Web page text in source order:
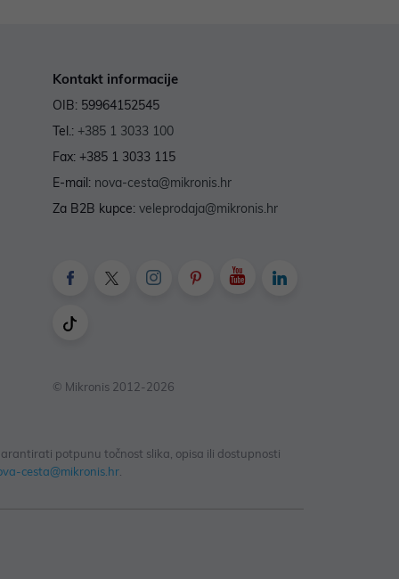
Kontakt informacije
OIB: 59964152545
Tel.: +385 1 3033 100
Fax: +385 1 3033 115
E-mail: nova-cesta@mikronis.hr
Za B2B kupce: veleprodaja@mikronis.hr
© Mikronis 2012-2026
potpunu točnost slika, opisa ili dostupnosti
cesta@mikronis.hr.